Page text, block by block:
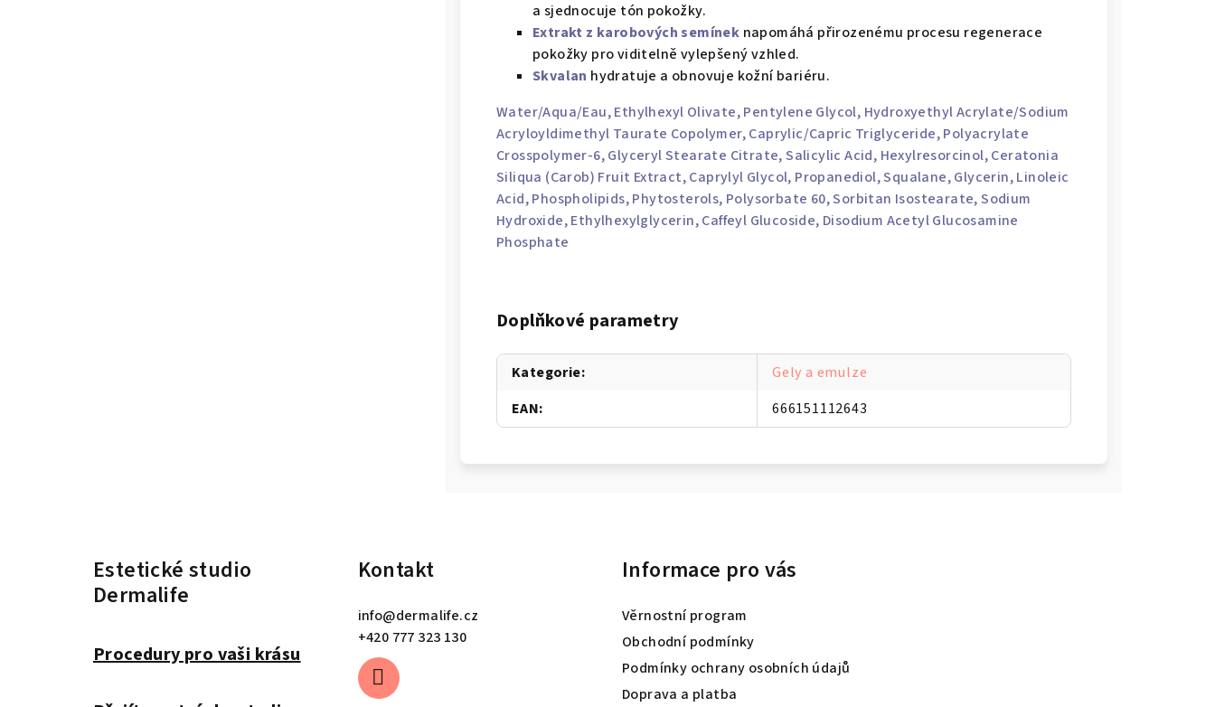
a sjednocuje tón pokožky.
Extrakt z karobových semínek napomáhá přirozenému procesu regenerace
pokožky pro viditelně vylepšený vzhled.
Skvalan hydratuje a obnovuje kožní bariéru.
Water/Aqua/Eau, Ethylhexyl Olivate,Pentylene Glycol, Hydroxyethyl Acrylate/Sodium
Acryloyldimethyl Taurate Copolymer,Caprylic/Capric Triglyceride, Polyacrylate
Crosspolymer-6, Glyceryl Stearate Citrate,Salicylic Acid, Hexylresorcinol, Ceratonia
Siliqua (Carob) Fruit Extract,Caprylyl Glycol, Propanediol, Squalane,Glycerin, Linoleic
Acid, Phospholipids, Phytosterols, Polysorbate 60, Sorbitan Isostearate,Sodium
Hydroxide,Ethylhexylglycerin, Caffeyl Glucoside, Disodium Acetyl Glucosamine
Phosphate
Doplňkové parametry
Kategorie:
Gely a emulze
EAN: 666151112643
Estetické studio
Dermalife
Procedury pro vaši krásu
Kontakt
info@dermalife.cz
+420 777 323 130
Informace pro vás
Věrnostní program
Obchodní podmínky
Podmínky ochrany osobních údajů
Doprava a platba